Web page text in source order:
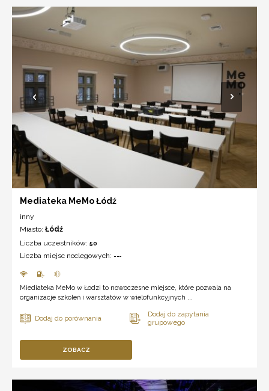
Mediateka MeMo Łódź
inny
Miasto: Łódź
Liczba uczestników: 50
Liczba miejsc noclegowych: ---
Miediateka MeMo w Łodzi to nowoczesne miejsce, które pozwala na
organizacje szkoleń i warsztatów w wielofunkcyjnych ...
ZOBACZ